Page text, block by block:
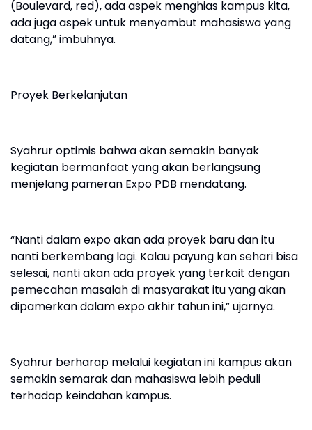
(Boulevard, red), ada aspek menghias kampus kita,
ada juga aspek untuk menyambut mahasiswa yang
datang,” imbuhnya.
Proyek Berkelanjutan
Syahrur optimis bahwa akan semakin banyak
kegiatan bermanfaat yang akan berlangsung
menjelang pameran Expo PDB mendatang.
“Nanti dalam expo akan ada proyek baru dan itu
nanti berkembang lagi. Kalau payung kan sehari bisa
selesai, nanti akan ada proyek yang terkait dengan
pemecahan masalah di masyarakat itu yang akan
dipamerkan dalam expo akhir tahun ini,” ujarnya.
Syahrur berharap melalui kegiatan ini kampus akan
semakin semarak dan mahasiswa lebih peduli
terhadap keindahan kampus.